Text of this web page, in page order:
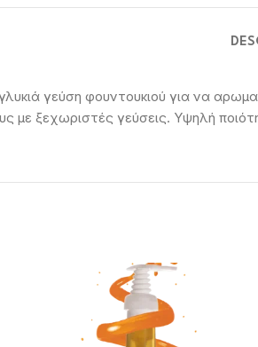
γεύση φουντουκιού για να
με ξεχωριστές γεύσεις. Υψηλή